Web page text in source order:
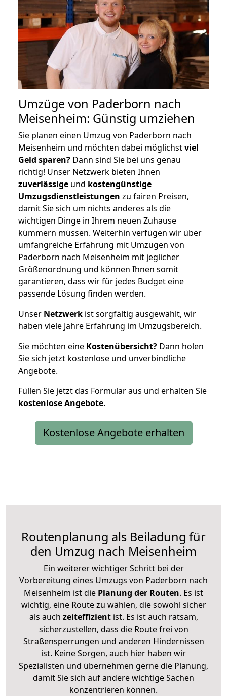
Umzüge von Paderborn nach
Meisenheim: Günstig umziehen
Sie planen einen Umzug von Paderborn nach
Meisenheim und möchten dabei möglichstviel
Geld sparen? Dann sind Sie bei uns genau
richtig! Unser Netzwerk bieten Ihnen
zuverlässige und kostengünstige
Umzugsdienstleistungen zu fairen Preisen,
damit Sie sich um nichts anderes als die
wichtigen Dinge in Ihrem neuen Zuhause
kümmern müssen. Weiterhin verfügen wir über
umfangreiche Erfahrung mit Umzügen von
Paderborn nach Meisenheim mit jeglicher
Größenordnung und können Ihnen somit
garantieren, dass wir für jedes Budget eine
passende Lösung finden werden.
Unser Netzwerk ist sorgfältig ausgewählt, wir
haben viele Jahre Erfahrung im Umzugsbereich.
Sie möchten eine Kostenübersicht? Dann holen
Sie sich jetzt kostenlose und unverbindliche
Angebote.
Füllen Sie jetzt das Formular aus und erhalten Sie
kostenloseAngebote.
Kostenlose Angebote erhalten
Routenplanung als Beiladung für
den Umzug nach Meisenheim
Ein weiterer wichtiger Schritt bei der
Vorbereitung eines Umzugs von Paderborn nach
Meisenheim ist die Planung der Routen. Es ist
wichtig, eine Route zu wählen, die sowohl sicher
als auch zeiteffizientist. Es ist auch ratsam,
sicherzustellen, dass die Route frei von
Straßensperrungen und anderen Hindernissen
ist. Keine Sorgen, auch hier haben wir
Spezialisten und übernehmen gerne die Planung,
damit Sie sich auf andere wichtige Sachen
konzentrieren können.